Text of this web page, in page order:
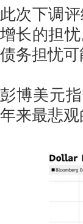
此次下调
增长的担
债务担忧
彭博美元
年来最悲观